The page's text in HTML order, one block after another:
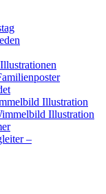
Illustration
Illustration
–